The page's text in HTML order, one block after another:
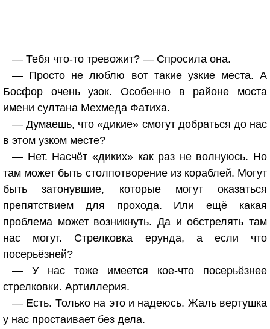
— Тебя что-то тревожит? — Спросила она.
— Просто не люблю вот такие узкие места. А
Босфор очень узок. Особенно в районе моста
имени султана Мехмеда Фатиха.
— Думаешь, что «дикие» смогут добраться до нас
в этом узком месте?
— Нет. Насчёт «диких» как раз не волнуюсь. Но
там может быть столпотворение из кораблей. Могут
быть затонувшие, которые могут оказаться
препятствием для прохода. Или ещё какая
проблема может возникнуть. Да и обстрелять там
нас могут. Стрелковка ерунда, а если что
посерьёзней?
— У нас тоже имеется кое-что посерьёзнее
стрелковки. Артиллерия.
— Есть. Только на это и надеюсь. Жаль вертушка
у нас простаивает без дела.